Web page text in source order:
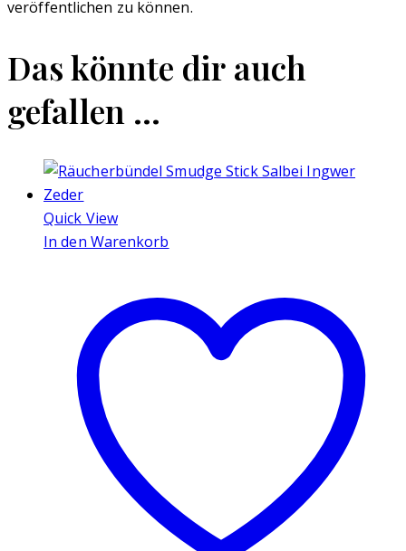
veröffentlichen zu können.
Das könnte dir auch
gefallen …
Quick View
In den Warenkorb